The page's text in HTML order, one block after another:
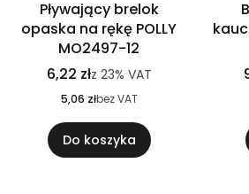
Pływający brelok
opaska na rękę POLLY
MO2497-12
6,22 złz 23% VAT
5,06 złbez VAT
Do koszyka